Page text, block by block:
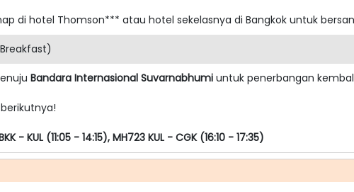
di hotel Thomson*** atau hotel sekelasnya di Bangkok untuk
Bandara Internasional Suvarnabhumi untuk penerbangan
- KUL (11:05 - 14:15), MH723 KUL - CGK (16:10 - 17:35)